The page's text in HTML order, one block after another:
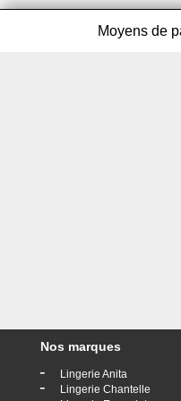
Moyens de
Nos marques
- Lingerie Anita
- Lingerie Chantelle